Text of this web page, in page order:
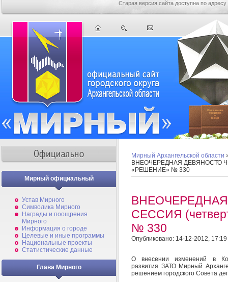
Старая версия сайта доступна по адресу
Мирный официальный
Устав Мирного
Символика Мирного
Награды и поощрения
Мирного
Информация о городе
Целевые и иные программы
Национальные проекты
Статистические данные
Глава Мирного
Мирный Архангельской области
ВНЕОЧЕРЕДНАЯ ДЕВЯНОСТО
«РЕШЕНИЕ» № 330
СЕССИЯ
№ 330
Опубликовано: 14-12-2012, 17:19
О внесении изменений в
развития ЗАТО Мирный
решением городского Совета